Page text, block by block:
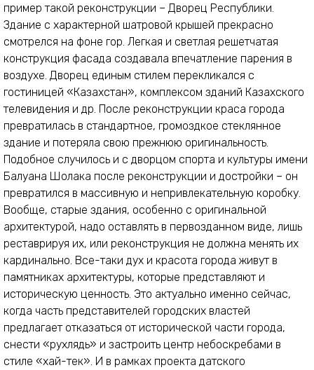
пример такой реконструкции – Дворец Республики.
Здание с характерной шатровой крышей прекрасно
смотрелся на фоне гор. Легкая и светлая решетчатая
конструкция фасада создавала впечатление парения в
воздухе. Дворец единым стилем перекликался с
гостиницей «Казахстан», комплексом зданий Казахского
телевидения и др. После реконструкции краса города
превратилась в стандартное, громоздкое стеклянное
здание и потеряла свою прежнюю оригинальность.
Подобное случилось и с дворцом спорта и культуры имени
Балуана Шолака после реконструкции и достройки – он
превратился в массивную и непривлекательную коробку.
Вообще, старые здания, особенно с оригинальной
архитектурой, надо оставлять в первозданном виде, лишь
реставрируя их, или реконструкция не должна менять их
кардинально. Все-таки дух и красота города живут в
памятниках архитектуры, которые представляют и
историческую ценность. Это актуально именно сейчас,
когда часть представителей городских властей
предлагает отказаться от исторической части города,
снести «рухлядь» и застроить центр небоскребами в
стиле «хай-тек». И в рамках проекта датского